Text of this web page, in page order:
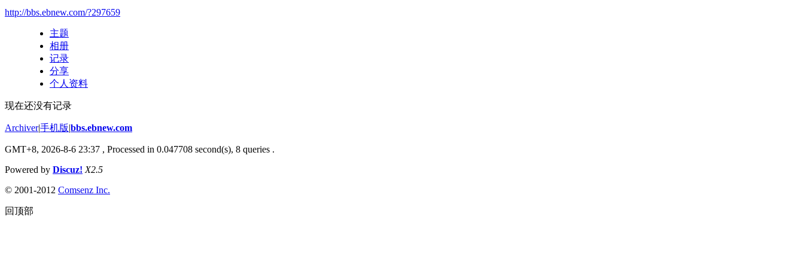
http://bbs.ebnew.com/?297659
主题
相册
记录
分享
个人资料
现在还没有记录
Archiver|手机版|bbs.ebnew.com
GMT+8, 2026-8-6 23:37 , Processed in 0.047708 second(s), 8 queries .
Powered by Discuz! X2.5
© 2001-2012 Comsenz Inc.
回顶部